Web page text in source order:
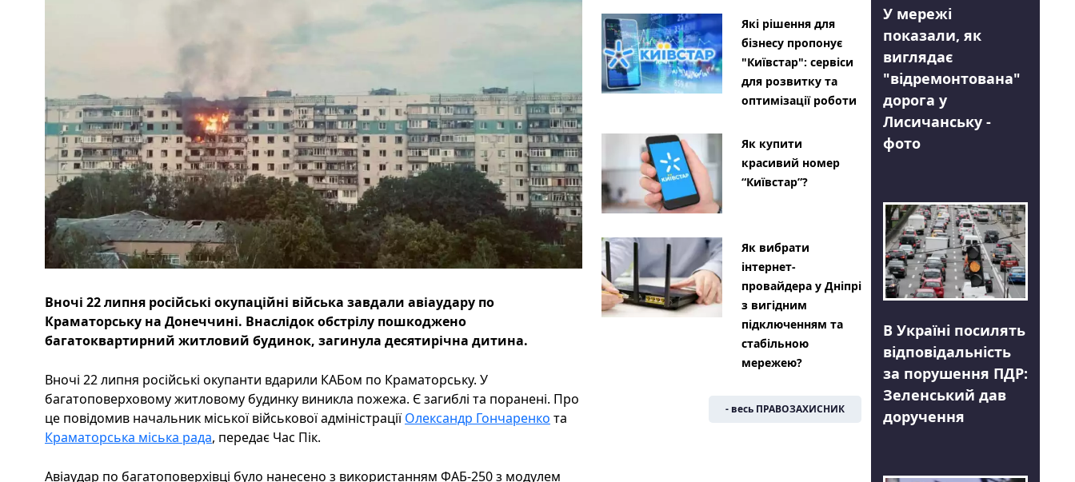
Вночі 22 липня російські окупаційні війська завдали авіаудару по
Краматорську на Донеччині. Внаслідок обстрілу пошкоджено
багатоквартирний житловий будинок, загинула десятирічна дитина.
Вночі 22 липня російські окупанти вдарили КАБом по Краматорську. У
багатоповерховому житловому будинку виникла пожежа. Є загиблі та поранені. Про
це повідомив начальник міської військової адміністраціїОлександр Гончаренко та
Краматорська міська рада, передає Час Пік.
Авіаудар по багатоповерхівці було нанесено з використанням ФАБ-250 з модулем
Які рішення для
бізнесу пропонує
"Київстар": сервіси
для розвитку та
оптимізації роботи
Як купити
красивий номер
“Київстар”?
Як вибрати
інтернет-
провайдера у Дніпрі
з вигідним
підключенням та
стабільною
мережею?
- весь ПРАВОЗАХИСНИК
У мережі
показали, як
виглядає
"відремонтована"
дорога у
Лисичанську -
фото
В Україні посилять
відповідальність
за порушення ПДР:
Зеленський дав
доручення